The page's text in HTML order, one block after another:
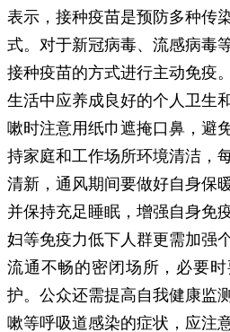
表示，接种疫苗是预防多种传
式。对于新冠病毒、流感病毒
接种疫苗的方式进行主动免疫
生活中应养成良好的个人卫生
嗽时注意用纸巾遮掩口鼻，避
持家庭和工作场所环境清洁，
清新，通风期间要做好自身保
并保持充足睡眠，增强自身免
妇等免疫力低下人群更需加强
流通不畅的密闭场所，必要
护。公众还需提高自我健康监
嗽等呼吸道感染的症状，应注